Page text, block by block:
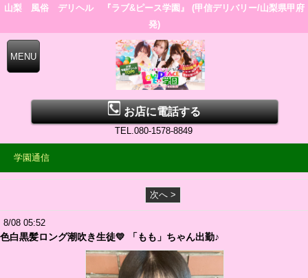
山梨 風俗 デリヘル 『ラブ&ピース学園』 (甲信デリバリー/山梨県甲府
発)
お店に電話する
TEL.080-1578-8849
学園通信
次へ >
8/08 05:52
色白黒髪ロング潮吹き生徒💛 「もも」ちゃん出勤♪